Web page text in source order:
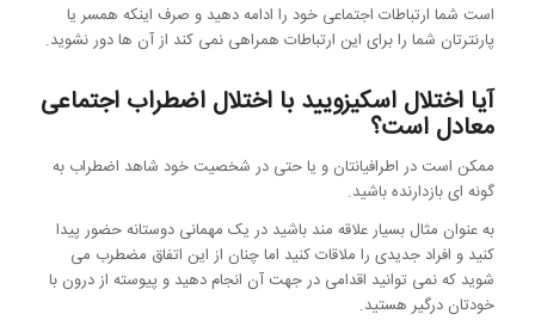
است شما ارتباطات اجتماعی خود را ادامه دهید و صرف اینکه همسر یا
پارنترتان شما را برای این ارتباطات همراهی نمی کند از آن ها دور نشوید.
آیا اختلال اسکیزویید با اختلال اضطراب اجتماعی
معادل است؟
ممکن است در اطرافیانتان و یا حتی در شخصیت خود شاهد اضطراب به
گونه ای بازدارنده باشید.
به عنوان مثال بسیار علاقه مند باشید در یک مهمانی دوستانه حضور پیدا
کنید و افراد جدیدی را ملاقات کنید اما چنان از این اتفاق مضطرب می
شوید که نمی توانید اقدامی در جهت آن انجام دهید و پیوسته از درون با
خودتان درگیر هستید.